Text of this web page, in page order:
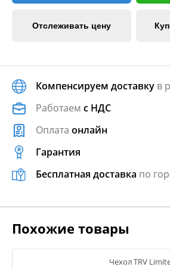
Отслеживать цену
Компенсируем доставку в
Работаем с НДС
Оплата онлайн
Гарантия
Бесплатная доставка по
Похожие товары
Чехол TRV